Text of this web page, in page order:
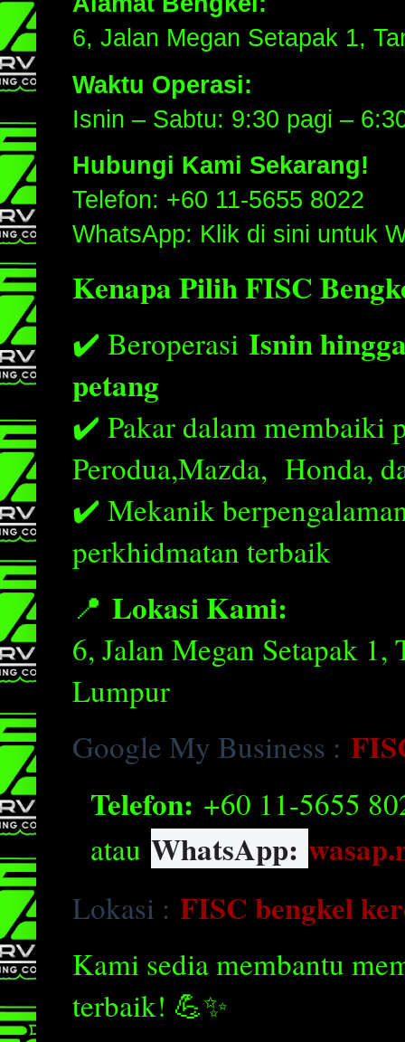
6, Jalan Megan Setapak 1,
Waktu Operasi:
Isnin – Sabtu: 9:30 pagi –
Hubungi Kami Sekarang!
Telefon: +60 11-5655 8022
WhatsApp: Klik di sini untuk
Kenapa Pilih FISC
✔️ Beroperasi Isnin
petang
✔️ Pakar dalam membaiki
Perodua,Mazda, Honda,
✔️ Mekanik
perkhidmatan terbaik
📍 Lokasi Kami:
6, Jalan Megan Setapak 1,
Lumpur
Google My Business :
Telefon: +60 11-5655
atau WhatsApp:
Lokasi : FISC bengkel
Kami sedia membantu
terbaik! 💪✨